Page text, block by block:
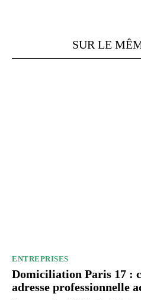
SUR LE
ENTREPRISES
Domiciliation Paris 17 :
adresse professionnelle